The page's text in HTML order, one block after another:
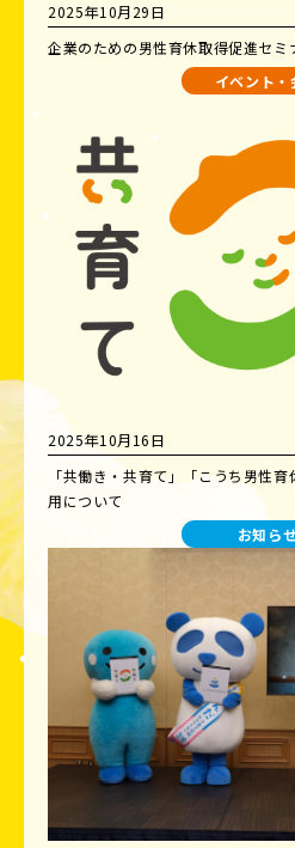
2025年10月29日
企業のための男性育休取得促進セミ
イベント・
2025年10月16日
「共働き・共育て」「こうち男性
用について
お知ら